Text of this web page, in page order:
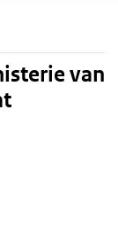
van